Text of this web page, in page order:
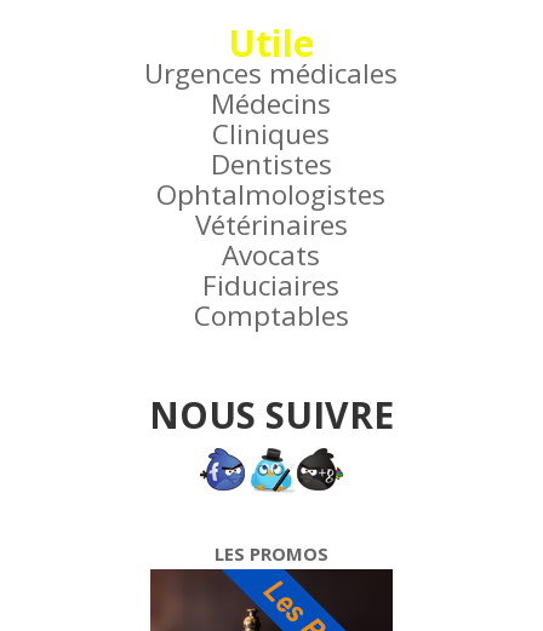
Utile
Urgences médicales
Médecins
Cliniques
Dentistes
Ophtalmologistes
Vétérinaires
Avocats
Fiduciaires
Comptables
NOUS SUIVRE
LES PROMOS